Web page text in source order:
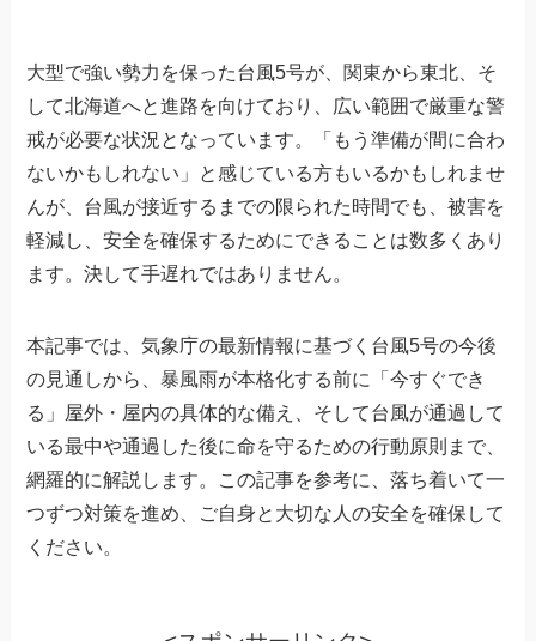
大型で強い勢力を保った台風5号が、関東から東北、そ
して北海道へと進路を向けており、広い範囲で厳重な警
戒が必要な状況となっています。「もう準備が間に合わ
ないかもしれない」と感じている方もいるかもしれませ
んが、台風が接近するまでの限られた時間でも、被害を
軽減し、安全を確保するためにできることは数多くあり
ます。決して手遅れではありません。
本記事では、気象庁の最新情報に基づく台風5号の今後
の見通しから、暴風雨が本格化する前に「今すぐでき
る」屋外・屋内の具体的な備え、そして台風が通過して
いる最中や通過した後に命を守るための行動原則まで、
網羅的に解説します。この記事を参考に、落ち着いて一
つずつ対策を進め、ご自身と大切な人の安全を確保して
ください。